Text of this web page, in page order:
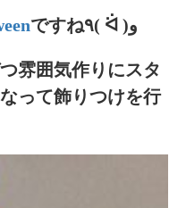
ですね٩( ᐛ )و
雰囲気作りにスタ
って飾りつけを行